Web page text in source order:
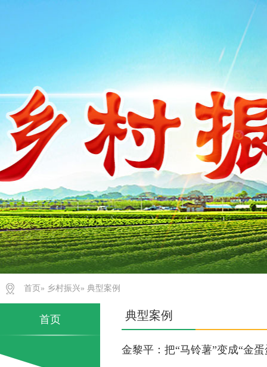
首页 » 乡村振兴» 典型案例
首页 典型案例
金黎平：把“马铃薯”变成“金蛋